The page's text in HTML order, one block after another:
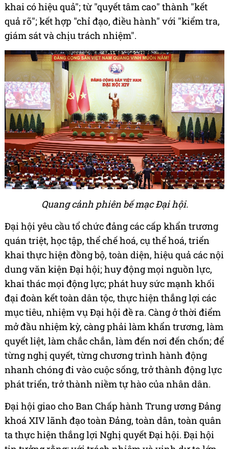
khai có hiệu quả"; từ "quyết tâm cao" thành "kết
quả rõ"; kết hợp "chỉ đạo, điều hành" với "kiểm tra,
giám sát và chịu trách nhiệm".
Quang cảnh phiên bế mạc Đại hội.
Đại hội yêu cầu tổ chức đảng các cấp khẩn trương
quán triệt, học tập, thể chế hoá, cụ thể hoá, triển
khai thực hiện đồng bộ, toàn diện, hiệu quả các nội
dung văn kiện Đại hội; huy động mọi nguồn lực,
khai thác mọi động lực; phát huy sức mạnh khối
đại đoàn kết toàn dân tộc, thực hiện thắng lợi các
mục tiêu, nhiệm vụ Đại hội đề ra. Càng ở thời điểm
mở đầu nhiệm kỳ, càng phải làm khẩn trương, làm
quyết liệt, làm chắc chắn, làm đến nơi đến chốn; để
từng nghị quyết, từng chương trình hành động
nhanh chóng đi vào cuộc sống, trở thành động lực
phát triển, trở thành niềm tự hào của nhân dân.
Đại hội giao cho Ban Chấp hành Trung ương Đảng
khoá XIV lãnh đạo toàn Đảng, toàn dân, toàn quân
ta thực hiện thắng lợi Nghị quyết Đại hội. Đại hội